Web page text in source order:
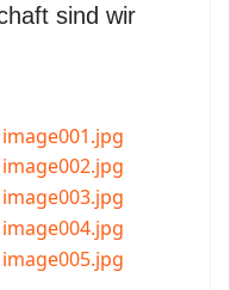
sind wir